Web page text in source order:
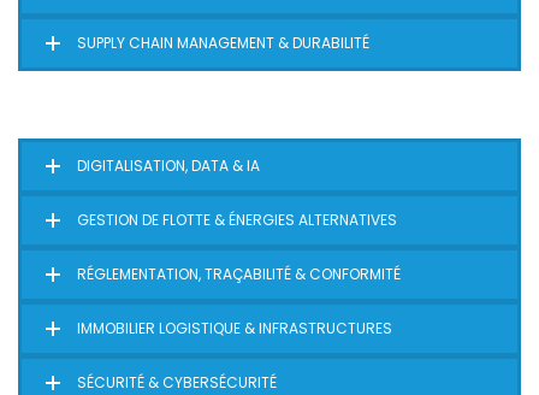
SUPPLY CHAIN MANAGEMENT & DURABILITÉ
DIGITALISATION, DATA & IA
GESTION DE FLOTTE & ÉNERGIES ALTERNATIVES
RÉGLEMENTATION, TRAÇABILITÉ & CONFORMITÉ
IMMOBILIER LOGISTIQUE & INFRASTRUCTURES
SÉCURITÉ & CYBERSÉCURITÉ